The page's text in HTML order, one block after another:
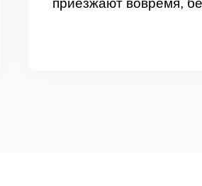
приезжают вовремя,